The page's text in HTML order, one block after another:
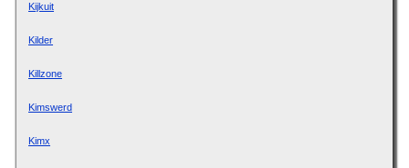
Kijkuit
Kilder
Killzone
Kimswerd
Kimx